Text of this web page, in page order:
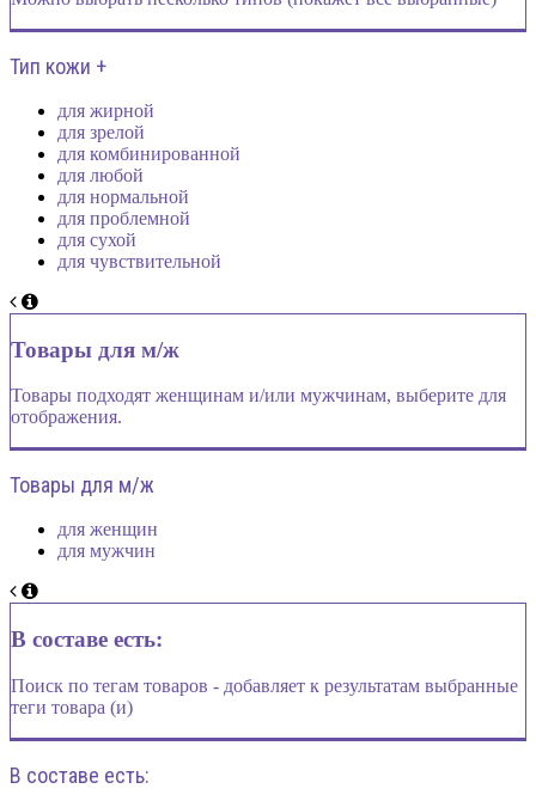
Тип кожи +
для жирной
для зрелой
для комбинированной
для любой
для нормальной
для проблемной
для сухой
для чувствительной
Товары для м/ж
Товары подходят женщинам и/или мужчинам, выберите для
отображения.
Товары для м/ж
для женщин
для мужчин
В составе есть:
Поиск по тегам товаров - добавляет к результатам выбранные
теги товара (и)
В составе есть: